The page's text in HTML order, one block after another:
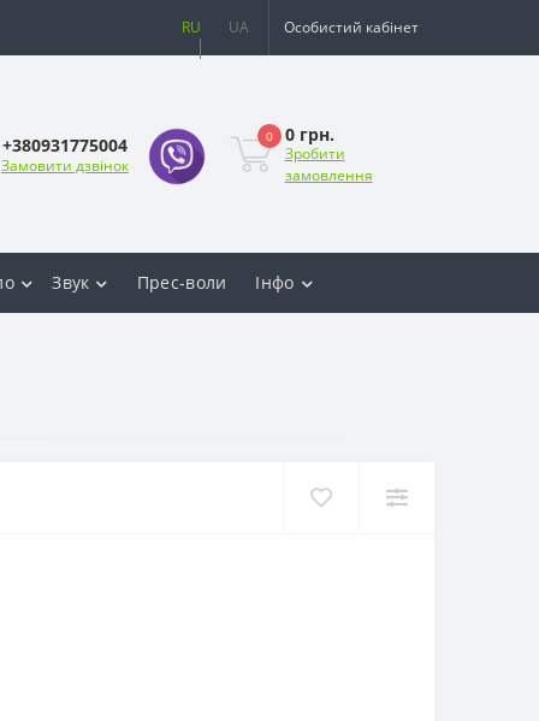
UA Особистий кабінет
+380931775004
Замовити дзвінок
0 0 грн.
Зробити
замовлення
Звук Прес-воли Інфо